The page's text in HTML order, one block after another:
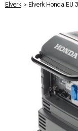
Elverk / Elverk Honda EU